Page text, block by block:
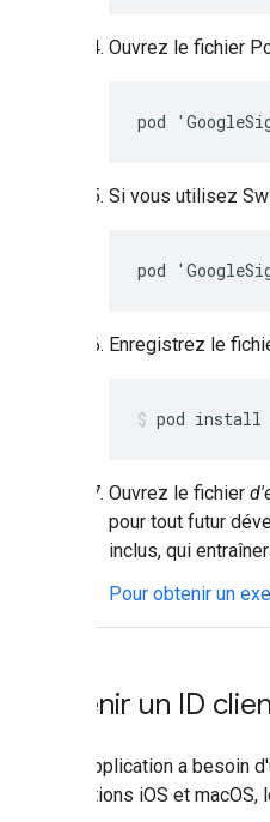
Ouvrez le fichier
pod
Si vous utilisez
pod
Enregistrez le
pod install
Ouvrez le fichier
pour tout futur
inclus, qui
Pour obtenir un
Obtenir un ID
Votre application a besoin
applications iOS et macOS,